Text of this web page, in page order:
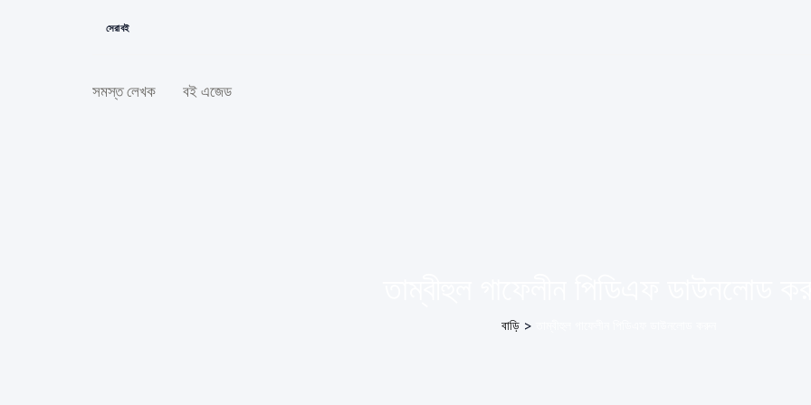
সেরা বই
সমস্ত লেখক বই এজেড
বাড়ি>